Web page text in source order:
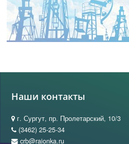
Наши контакты
г. Сургут, пр. Пролетарский, 10/3
(3462) 25-25-34
crb@raionka.ru